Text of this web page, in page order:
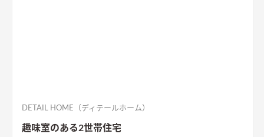
DETAIL HOME（ディテールホーム）
趣味室のある2世帯住宅